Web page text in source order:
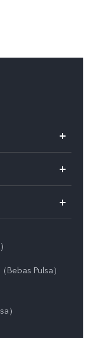
Bebas Pulsa）
）